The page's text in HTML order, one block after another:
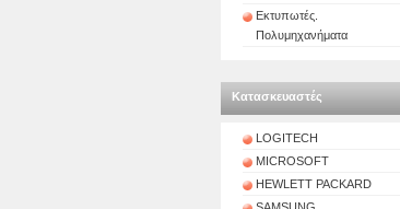
Εκτυπωτές.
Πολυμηχανήματα
Κατασκευαστές
LOGITECH
MICROSOFT
HEWLETT PACKARD